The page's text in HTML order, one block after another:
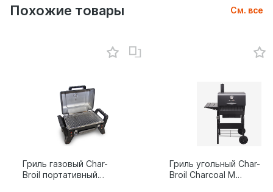
Похожие товары См. все
Гриль газовый Char-
Broil портативный
Гриль угольный Char-
Broil Charcoal M